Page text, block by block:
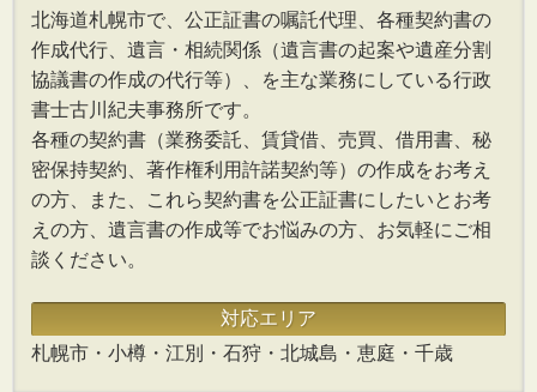
北海道札幌市で、公正証書の嘱託代理、各種契約書の
作成代行、遺言・相続関係（遺言書の起案や遺産分割
協議書の作成の代行等）、を主な業務にしている行政
書士古川紀夫事務所です。
各種の契約書（業務委託、賃貸借、売買、借用書、秘
密保持契約、著作権利用許諾契約等）の作成をお考え
の方、また、これら契約書を公正証書にしたいとお考
えの方、遺言書の作成等でお悩みの方、お気軽にご相
談ください。
対応エリア
札幌市・小樽・江別・石狩・北城島・恵庭・千歳